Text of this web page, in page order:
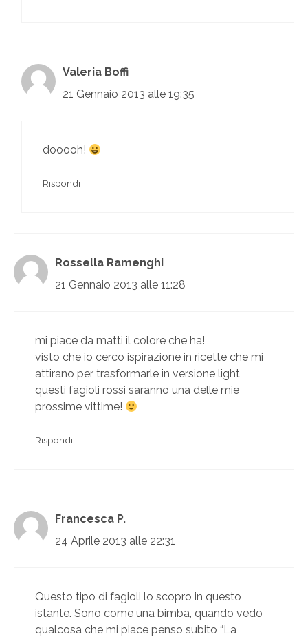
Valeria Boffi
21 Gennaio 2013 alle 19:35
dooooh!
Rispondi
Rossella Ramenghi
21 Gennaio 2013 alle 11:28
mi piace da matti il colore che ha!
visto che io cerco ispirazione in ricette che mi
attirano per trasformarle in versione light
questi fagioli rossi saranno una delle mie
prossime vittime!
Rispondi
Francesca P.
24 Aprile 2013 alle 22:31
Questo tipo di fagioli lo scopro in questo
istante. Sono come una bimba, quando vedo
qualcosa che mi piace penso subito “La